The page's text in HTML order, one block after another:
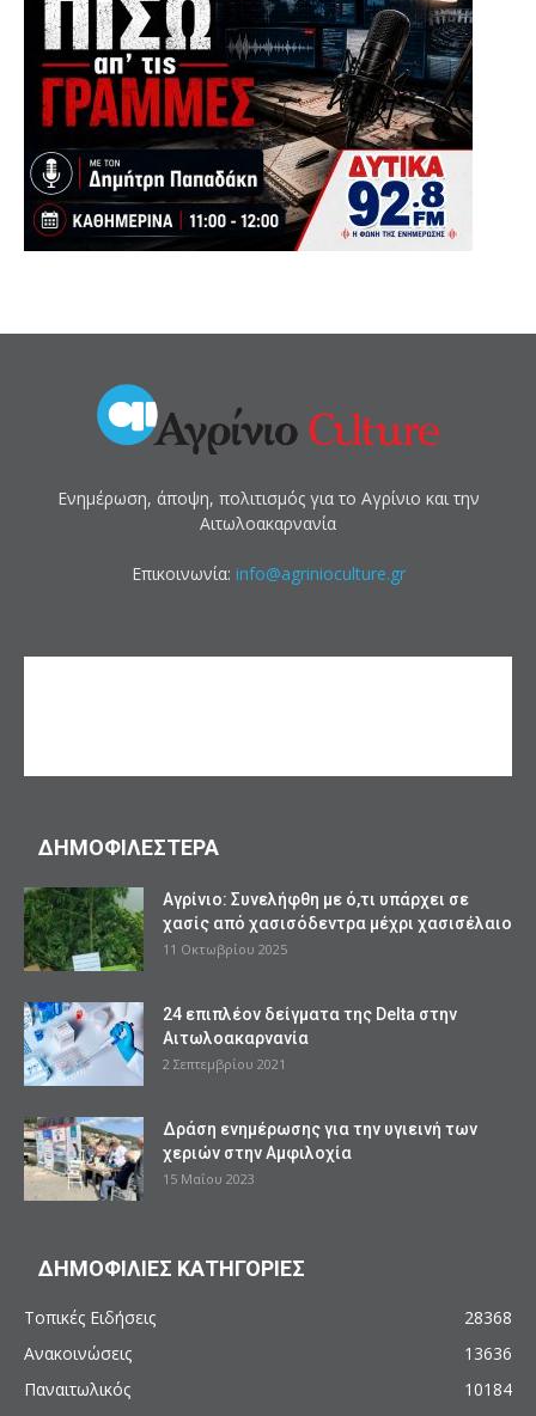
Ενημέρωση, άποψη, πολιτισμός για το Αγρίνιο και την
Αιτωλοακαρνανία
Επικοινωνία: info@agrinioculture.gr
ΔΗΜΟΦΙΛΕΣΤΕΡΑ
Αγρίνιο: Συνελήφθη με ό,τι υπάρχει σε
χασίς από χασισόδεντρα μέχρι χασισέλαιο
11 Οκτωβρίου 2025
24 επιπλέον δείγματα της Delta στην
Αιτωλοακαρνανία
2 Σεπτεμβρίου 2021
Δράση ενημέρωσης για την υγιεινή των
χεριών στην Αμφιλοχία
15 Μαΐου 2023
ΔΗΜΟΦΙΛΙΕΣ ΚΑΤΗΓΟΡΙΕΣ
Τοπικές Ειδήσεις
28368
Ανακοινώσεις
13636
Παναιτωλικός
10184